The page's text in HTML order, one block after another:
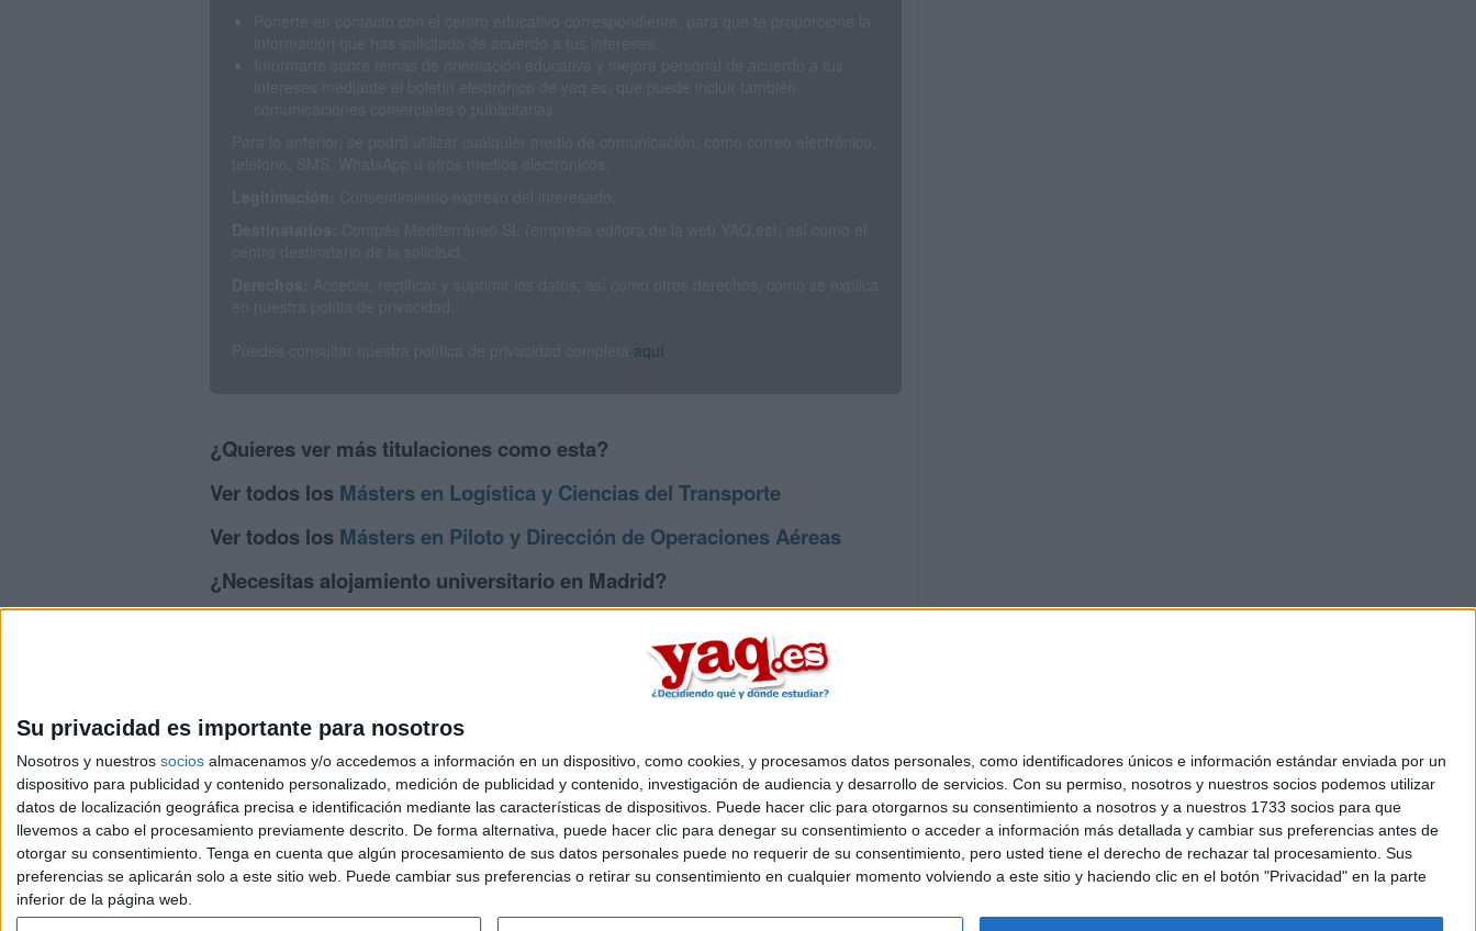
Su privacidad es importante para nosotros
Nosotros y nuestros socios almacenamos y/o accedemos a información en un dispositivo, como cookies, y procesamos datos personales, como identificadores únicos e información estándar enviada por un
dispositivo para publicidad y contenido personalizado, medición de publicidad y contenido, investigación de audiencia y desarrollo de servicios. Con su permiso, nosotros y nuestros socios podemos utilizar
datos de localización geográfica precisa e identificación mediante las características de dispositivos. Puede hacer clic para otorgarnos su consentimiento a nosotros y a nuestros 1733 socios para que
llevemos a cabo el procesamiento previamente descrito. De forma alternativa, puede hacer clic para denegar su consentimiento o acceder a información más detallada y cambiar sus preferencias antes de
otorgar su consentimiento. Tenga en cuenta que algún procesamiento de sus datos personales puede no requerir de su consentimiento, pero usted tiene el derecho de rechazar tal procesamiento. Sus
preferencias se aplicarán solo a este sitio web. Puede cambiar sus preferencias o retirar su consentimiento en cualquier momento volviendo a este sitio y haciendo clic en el botón "Privacidad" en la parte
inferior de la página web.
aquí
¿Quieres ver más titulaciones como esta?
Ver todos los Másters en Logística y Ciencias del Transporte
Ver todos los Másters en Piloto y Dirección de Operaciones Aéreas
¿Necesitas alojamiento universitario en Madrid?
>> Residencias de estudiantes y colegios mayores en Madrid
Quiénes somos|Contactar|Anúnciate
Aviso legal|Politica de privacidad|Condiciones generales|Política de cookies
© 2003-2026Compás Mediterráneo S.L.- Diego de León 47 - 28006 Madrid [ESPAÑA] - Tel. +34 91 593 2767